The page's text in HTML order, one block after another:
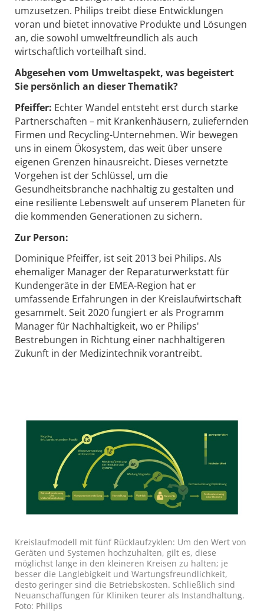
umzusetzen. Philips treibt diese Entwicklungen
voran und bietet innovative Produkte und Lösungen
an, die sowohl umweltfreundlich als auch
wirtschaftlich vorteilhaft sind.
Abgesehen vom Umweltaspekt, was begeistert
Sie persönlich an dieser Thematik?
Pfeiffer: Echter Wandel entsteht erst durch starke
Partnerschaften – mit Krankenhäusern, zuliefernden
Firmen und Recycling-Unternehmen. Wir bewegen
uns in einem Ökosystem, das weit über unsere
eigenen Grenzen hinausreicht. Dieses vernetzte
Vorgehen ist der Schlüssel, um die
Gesundheitsbranche nachhaltig zu gestalten und
eine resiliente Lebenswelt auf unserem Planeten für
die kommenden Generationen zu sichern.
Zur Person:
Dominique Pfeiffer, ist seit 2013 bei Philips. Als
ehemaliger Manager der Reparaturwerkstatt für
Kundengeräte in der EMEA-Region hat er
umfassende Erfahrungen in der Kreislaufwirtschaft
gesammelt. Seit 2020 fungiert er als Programm
Manager für Nachhaltigkeit, wo er Philips'
Bestrebungen in Richtung einer nachhaltigeren
Zukunft in der Medizintechnik vorantreibt.
Kreislaufmodell mit fünf Rücklaufzyklen: Um den Wert von
Geräten und Systemen hochzuhalten, gilt es, diese
möglichst lange in den kleineren Kreisen zu halten; je
besser die Langlebigkeit und Wartungsfreundlichkeit,
desto geringer sind die Betriebskosten. Schließlich sind
Neuanschaffungen für Kliniken teurer als Instandhaltung.
Foto: Philips